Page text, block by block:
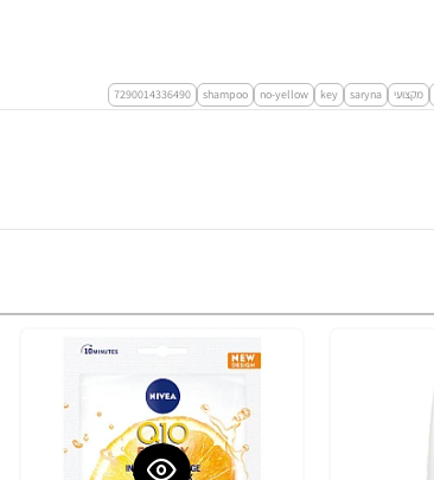
מקצועי saryna
key
no-yellow
shampoo
7290014336490